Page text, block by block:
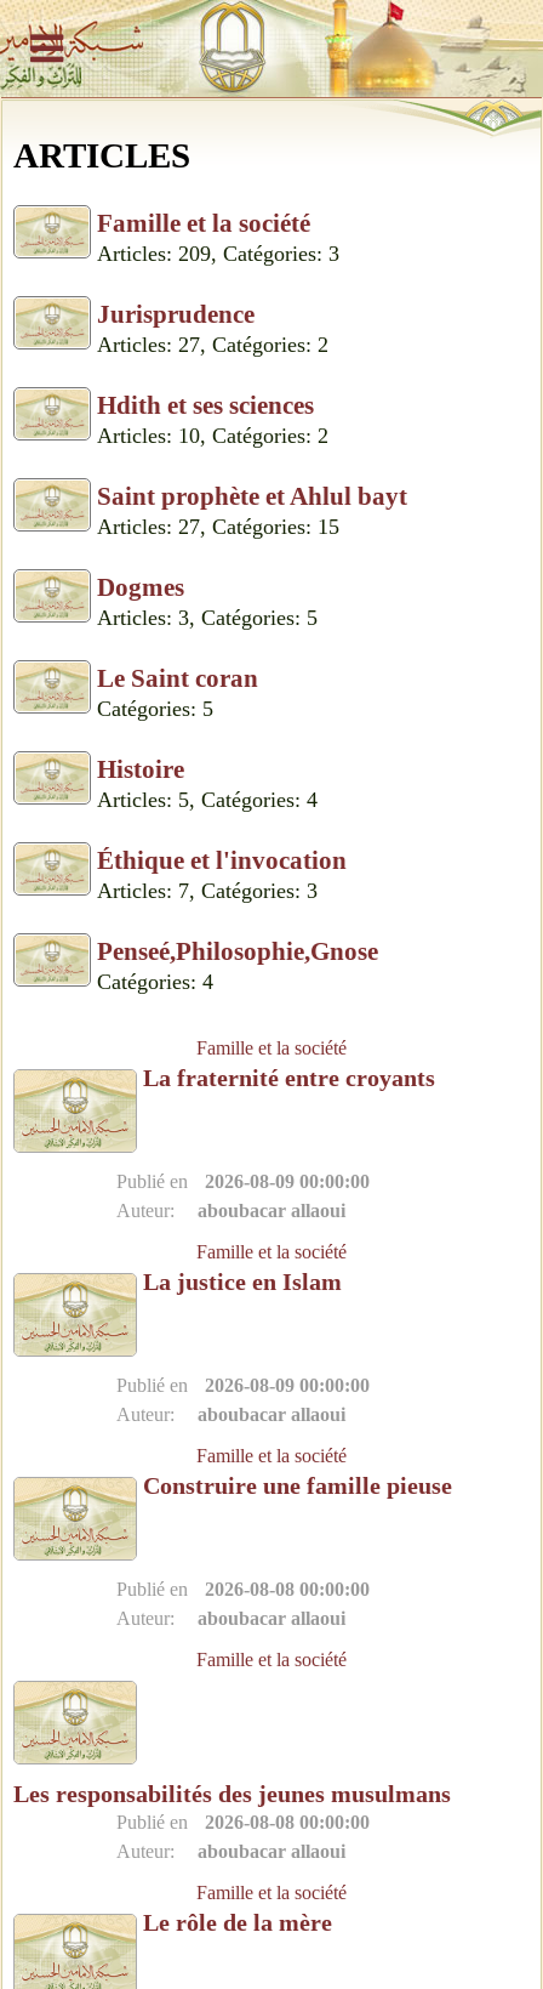
ARTICLES
Famille et la société
Articles: 209, Catégories: 3
Jurisprudence
Articles: 27, Catégories: 2
Hdith et ses sciences
Articles: 10, Catégories: 2
Saint prophète et Ahlul bayt
Articles: 27, Catégories: 15
Dogmes
Articles: 3, Catégories: 5
Le Saint coran
Catégories: 5
Histoire
Articles: 5, Catégories: 4
Éthique et l'invocation
Articles: 7, Catégories: 3
Penseé,Philosophie,Gnose
Catégories: 4
Famille et la société
La fraternité entre croyants
Publié en
2026-08-09 00:00:00
Auteur:
aboubacar allaoui
Famille et la société
La justice en Islam
Publié en
2026-08-09 00:00:00
Auteur:
aboubacar allaoui
Famille et la société
Construire une famille pieuse
Publié en
2026-08-08 00:00:00
Auteur:
aboubacar allaoui
Famille et la société
Les responsabilités des jeunes musulmans
Publié en
2026-08-08 00:00:00
Auteur:
aboubacar allaoui
Famille et la société
Le rôle de la mère